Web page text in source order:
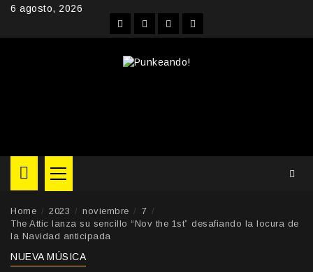
Skip6 agosto, 2026
FacebookInstagram
YouTubeTwitter
Primary
Menu
Home 2023 noviembre
7
The Attic lanza su sencillo “Nov the 1st” desafiando la locura de
la Navidad anticipada
NUEVA MÚSICA